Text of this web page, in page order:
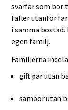
svärfar som bor
faller utanför
i samma
egen familj.
Familjerna
gift par utan
sambor utan